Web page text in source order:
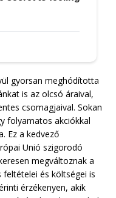
gyorsan meghódította
is az olcsó áraival,
csomagjaival. Sokan
folyamatos akciókkal
Ez a kedvező
Unió szigorodó
megváltoznak a
és költségei is
érzékenyen, akik